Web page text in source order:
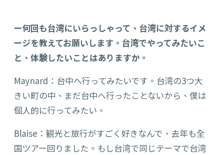
ー何回も台湾にいらっしゃって、台湾に対するイメ
ージを教えてお願いします。台湾でやってみたいこ
と、体験したいことはありますか。
Maynard：台中へ行ってみたいです。台湾の3つ大
きい町の中、まだ台中へ行ったことないから、僕は
個人的に行ってみたい。
Blaise：観光と旅行がすごく好きなんで、去年も全
国ツアー回りました。もし台湾で同じテーマで台湾